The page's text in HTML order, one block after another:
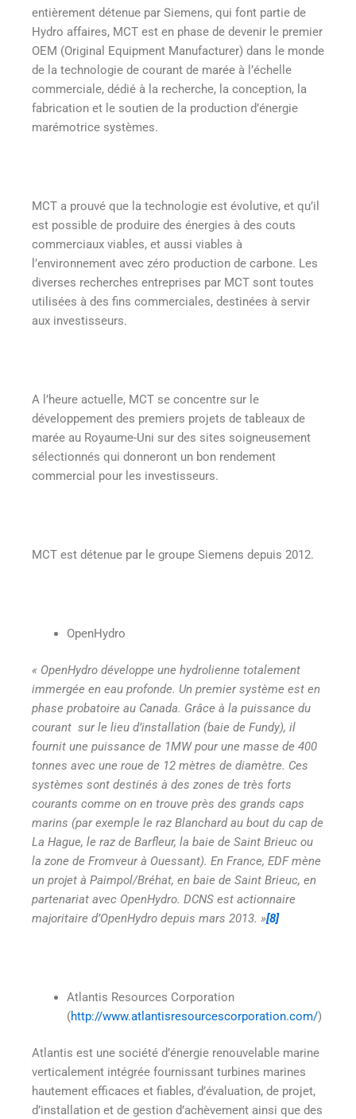
entièrement détenue par Siemens, qui font partie de
Hydro affaires, MCT est en phase de devenir le premier
OEM (Original Equipment Manufacturer) dans le monde
de la technologie de courant de marée à l’échelle
commerciale, dédié à la recherche, la conception, la
fabrication et le soutien de la production d’énergie
marémotrice systèmes.
MCT a prouvé que la technologie est évolutive, et qu’il
est possible de produire des énergies à des couts
commerciaux viables, et aussi viables à
l’environnement avec zéro production de carbone. Les
diverses recherches entreprises par MCT sont toutes
utilisées à des fins commerciales, destinées à servir
aux investisseurs.
A l’heure actuelle, MCT se concentre sur le
développement des premiers projets de tableaux de
marée au Royaume-Uni sur des sites soigneusement
sélectionnés qui donneront un bon rendement
commercial pour les investisseurs.
MCT est détenue par le groupe Siemens depuis 2012.
OpenHydro
« OpenHydro développe une hydrolienne totalement
immergée en eau profonde. Un premier système est en
phase probatoire au Canada. Grâce à la puissance du
courant sur le lieu d’installation (baie de Fundy), il
fournit une puissance de 1MW pour une masse de 400
tonnes avec une roue de 12 mètres de diamètre. Ces
systèmes sont destinés à des zones de très forts
courants comme on en trouve près des grands caps
marins (par exemple le raz Blanchard au bout du cap de
La Hague, le raz de Barfleur, la baie de Saint Brieuc ou
la zone de Fromveur à Ouessant). En France, EDF mène
un projet à Paimpol/Bréhat, en baie de Saint Brieuc, en
partenariat avec OpenHydro. DCNS est actionnaire
majoritaire d’OpenHydro depuis mars 2013. »[8]
Atlantis Resources Corporation
(http://www.atlantisresourcescorporation.com/)
Atlantis est une société d’énergie renouvelable marine
verticalement intégrée fournissant turbines marines
hautement efficaces et fiables, d’évaluation, de projet,
d’installation et de gestion d’achèvement ainsi que des